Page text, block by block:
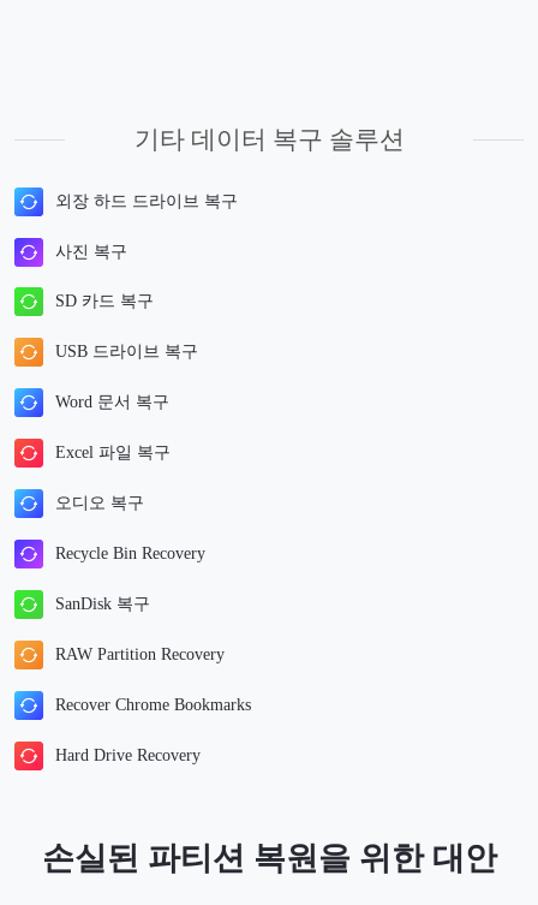
기타 데이터 복구 솔루션
외장 하드 드라이브 복구
사진 복구
SD 카드 복구
USB 드라이브 복구
Word 문서 복구
Excel 파일 복구
오디오 복구
Recycle Bin Recovery
SanDisk 복구
RAW Partition Recovery
Recover Chrome Bookmarks
Hard Drive Recovery
손실된 파티션 복원을 위한 대안